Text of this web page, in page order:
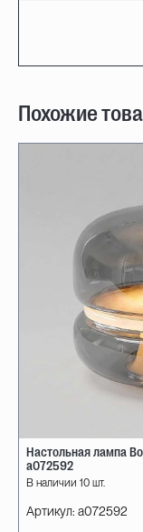
Похожие
Настольная лампа
a072592
В наличии 10 шт.
Артикул: a072592